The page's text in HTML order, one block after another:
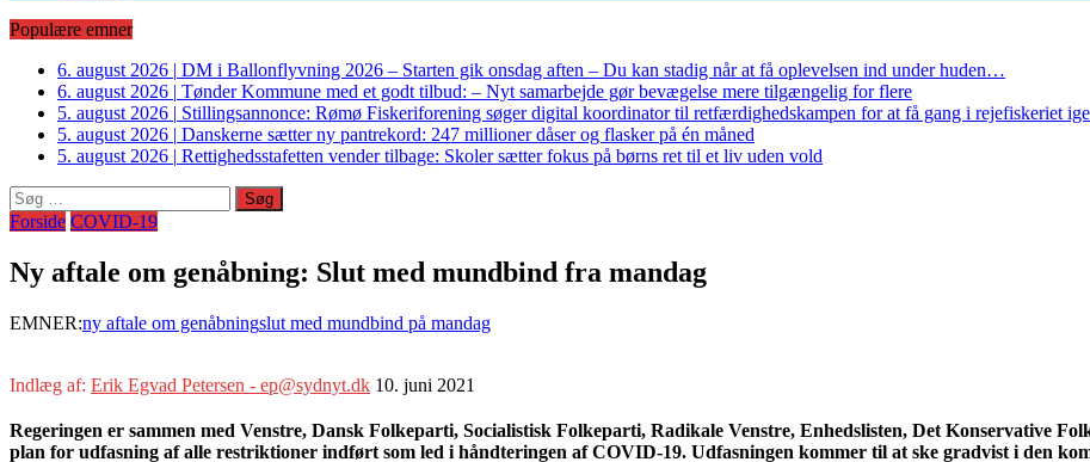
Populære emner
6. august 2026 | DM i Ballonflyvning 2026 – Starten gik onsdag aften – Du kan stadig når at få oplevelsen ind under huden…
6. august 2026 | Tønder Kommune med et godt tilbud: – Nyt samarbejde gør bevægelse mere tilgængelig for flere
5. august 2026 | Stillingsannonce: Rømø Fiskeriforening søger digital koordinator til retfærdighedskampen for at få gang i rejefiskeriet
5. august 2026 | Danskerne sætter ny pantrekord: 247 millioner dåser og flasker på én måned
5. august 2026 | Rettighedsstafetten vender tilbage: Skoler sætter fokus på børns ret til et liv uden vold
Søg
efter:
Forside COVID-19
Ny aftale om genåbning: Slut med mundbind fra mandag
EMNER:ny aftale om genåbningslut med mundbind på mandag
Indlæg af: Erik Egvad Petersen - ep@sydnyt.dk 10. juni 2021
Regeringen er sammen med Venstre, Dansk Folkeparti, Socialistisk Folkeparti, Radikale Venstre, Enhedslisten, Det Konservative
plan for udfasning af alle restriktioner indført som led i håndteringen af COVID-19. Udfasningen kommer til at ske gradvist i den